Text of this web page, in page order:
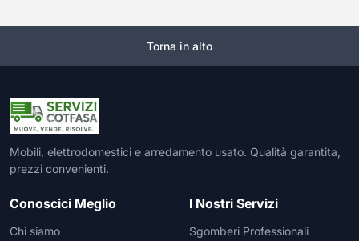
Torna in alto
Mobili, elettrodomestici e arredamento usato. Qualità garantita,
prezzi convenienti.
Conoscici Meglio
Chi siamo
I Nostri Servizi
Sgomberi Professionali